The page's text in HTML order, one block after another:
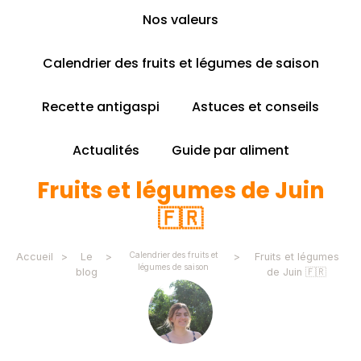
Nos valeurs
Calendrier des fruits et légumes de saison
Recette antigaspi Astuces et conseils
Actualités Guide par aliment
Fruits et légumes de Juin
🇫🇷
Accueil >
Le
blog
>
Calendrier des fruits et
légumes de saison
>
Fruits et légumes
de Juin 🇫🇷